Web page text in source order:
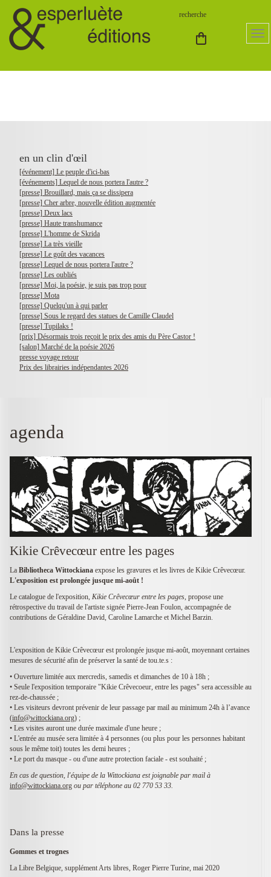
en un clin d'œil
[événement] Le peuple d'ici-bas
[événements] Lequel de nous portera l'autre ?
[presse] Brouillard, mais ça se dissipera
[presse] Cher arbre, nouvelle édition augmentée
[presse] Deux lacs
[presse] Haute transhumance
[presse] L'homme de Skrida
[presse] La très vieille
[presse] Le goût des vacances
[presse] Lequel de nous portera l'autre ?
[presse] Les oubliés
[presse] Moi, la poésie, je suis pas trop pour
[presse] Mota
[presse] Quelqu'un à qui parler
[presse] Sous le regard des statues de Camille Claudel
[presse] Tupilaks !
[prix] Désormais trois reçoit le prix des amis du Père Castor !
[salon] Marché de la poésie 2026
presse voyage retour
Prix des librairies indépendantes 2026
agenda
Kikie Crêvecœur entre les pages
La Bibliotheca Wittockiana expose les gravures et les livres de Kikie Crêvecœur.
L'exposition est prolongée jusque mi-août !
Le catalogue de l'exposition, Kikie Crêvecœur entre les pages, propose une
rétrospective du travail de l'artiste signée Pierre-Jean Foulon, accompagnée de
contributions de Géraldine David, Caroline Lamarche et Michel Barzin.
L'exposition de Kikie Crêvecœur est prolongée jusque mi-août, moyennant certaines
mesures de sécurité afin de préserver la santé de tou.te.s :
• Ouverture limitée aux mercredis, samedis et dimanches de 10 à 18h ;
• Seule l'exposition temporaire "Kikie Crêvecoeur, entre les pages" sera accessible au
rez-de-chaussée ;
• Les visiteurs devront prévenir de leur passage par mail au minimum 24h à l’avance
(info@wittockiana.org) ;
• Les visites auront une durée maximale d'une heure ;
• L'entrée au musée sera limitée à 4 personnes (ou plus pour les personnes habitant
sous le même toit) toutes les demi heures ;
• Le port du masque - ou d'une autre protection faciale - est souhaité ;
En cas de question, l'équipe de la Wittockiana est joignable par mail à
info@wittockiana.org ou par téléphone au 02 770 53 33.
Dans la presse
Gommes et trognes
La Libre Belgique, supplément Arts libres, Roger Pierre Turine, mai 2020